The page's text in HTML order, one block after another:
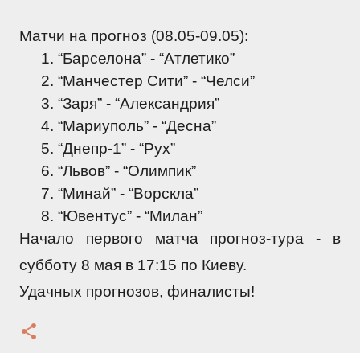
Матчи на прогноз (08.05-09.05):
“Барселона” - “Атлетико”
“Манчестер Сити” - “Челси”
“Заря” - “Александрия”
“Мариуполь” - “Десна”
“Днепр-1” - “Рух”
“Львов” - “Олимпик”
“Минай” - “Ворскла”
“Ювентус” - “Милан”
Начало первого матча прогноз-тура - в
субботу 8 мая в 17:15 по Киеву.
Удачных прогнозов, финалисты!